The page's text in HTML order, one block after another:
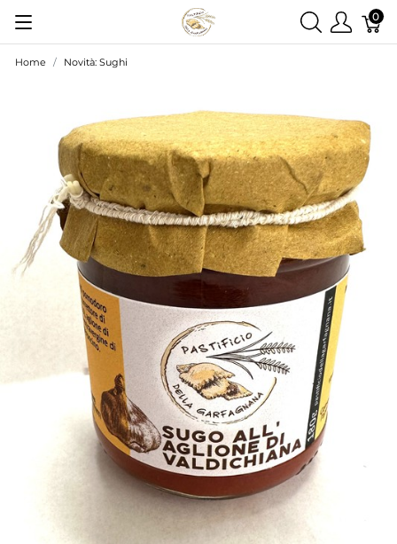
0
Home Novità: Sughi